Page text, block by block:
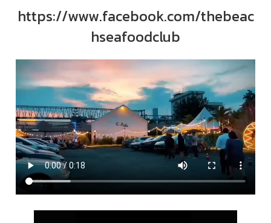
https://www.facebook.com/thebeac
hseafoodclub